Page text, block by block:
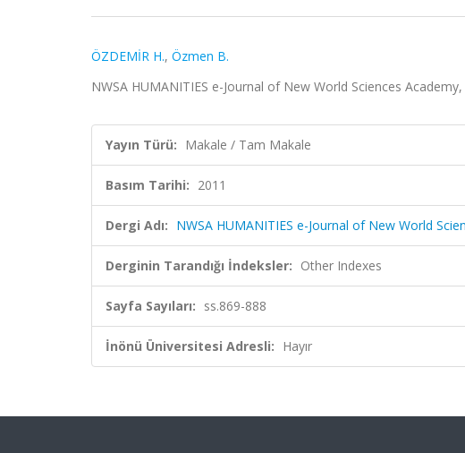
ÖZDEMİR H., Özmen B.
NWSA HUMANITIES e-Journal of New World Sciences
Yayın Türü: Makale / Tam Makale
Basım Tarihi: 2011
Dergi Adı: NWSA HUMANITIES e-Journal of New World
Derginin Tarandığı İndeksler: Other Indexes
Sayfa Sayıları: ss.869-888
İnönü Üniversitesi Adresli: Hayır